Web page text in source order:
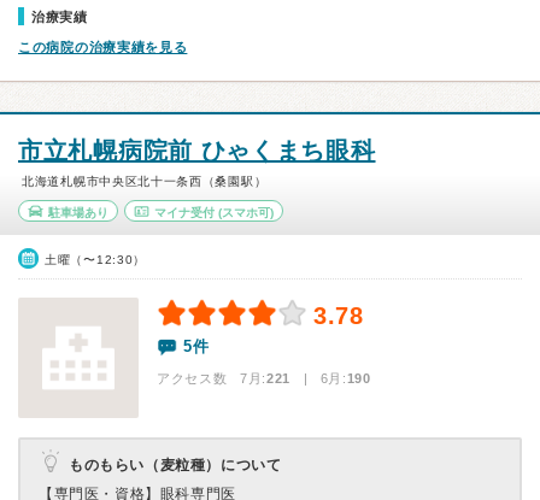
治療実績
この病院の治療実績を見る
市立札幌病院前 ひゃくまち眼科
北海道札幌市中央区北十一条西（桑園駅）
駐車場あり マイナ受付(スマホ可)
土曜（〜12:30）
3.78
5件
アクセス数 7月:221 | 6月:190
ものもらい（麦粒種）について
【専門医・資格】 眼科専門医